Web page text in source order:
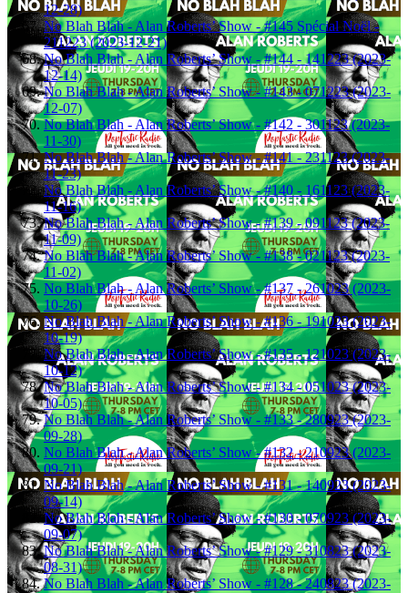
12-28)
No Blah Blah - Alan Roberts’ Show - #145 Spécial Noël -
211223 (2023-12-21)
No Blah Blah - Alan Roberts’ Show - #144 - 141223 (2023-
12-14)
No Blah Blah - Alan Roberts’ Show - #143 - 071223 (2023-
12-07)
No Blah Blah - Alan Roberts’ Show - #142 - 301123 (2023-
11-30)
No Blah Blah - Alan Roberts’ Show - #141 - 231123 (2023-
11-23)
No Blah Blah - Alan Roberts’ Show - #140 - 161123 (2023-
11-16)
No Blah Blah - Alan Roberts’ Show - #139 - 091123 (2023-
11-09)
No Blah Blah - Alan Roberts’ Show - #138 - 021123 (2023-
11-02)
No Blah Blah - Alan Roberts’ Show - #137 - 261023 (2023-
10-26)
No Blah Blah - Alan Roberts’ Show - #136 - 191023 (2023-
10-19)
No Blah Blah - Alan Roberts’ Show - #135 - 121023 (2023-
10-12)
No Blah Blah - Alan Roberts’ Show - #134 - 051023 (2023-
10-05)
No Blah Blah - Alan Roberts’ Show - #133 - 280923 (2023-
09-28)
No Blah Blah - Alan Roberts’ Show - #132 - 210923 (2023-
09-21)
No Blah Blah - Alan Roberts’ Show - #131 - 140923 (2023-
09-14)
No Blah Blah - Alan Roberts’ Show - #130 - 070923 (2023-
09-07)
No Blah Blah - Alan Roberts’ Show - #129 - 310823 (2023-
08-31)
No Blah Blah - Alan Roberts’ Show - #128 - 240823 (2023-